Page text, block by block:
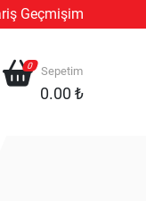
Geçmişim
0 Sepetim
0.00 ₺